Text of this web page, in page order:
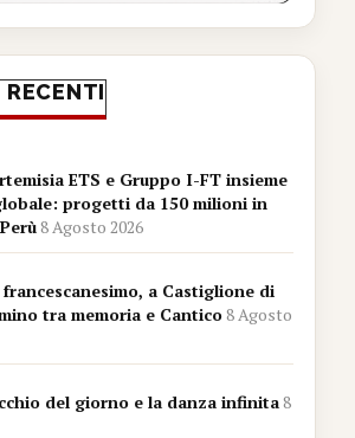
ETS e Gruppo I-FT insieme
progetti da 150 milioni in
8 Agosto 2026
a Castiglione di
tra memoria e Cantico8 Agosto
del giorno e la danza infinita8